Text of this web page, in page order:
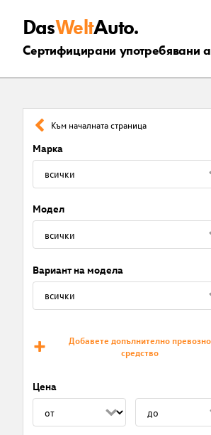
DasWeltAuto.
Сертифицирани употребявани
Към началната страница
Марка
Модел
Вариант на модела
Добавете допълнително превозно
средство
Цена